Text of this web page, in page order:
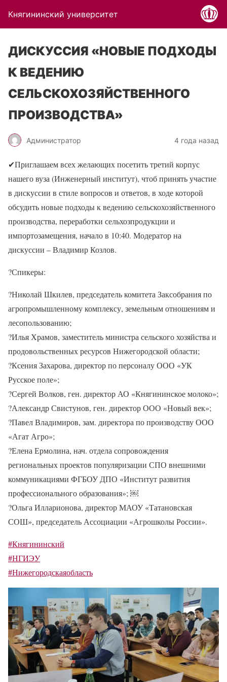
Княгининский университет
ДИСКУССИЯ «НОВЫЕ ПОДХОДЫ
К ВЕДЕНИЮ
СЕЛЬСКОХОЗЯЙСТВЕННОГО
ПРОИЗВОДСТВА»
Администратор 4 года назад
✔Приглашаем всех желающих посетить третий корпус
нашего вуза (Инженерный институт), чтоб принять участие
в дискуссии в стиле вопросов и ответов, в ходе которой
обсудить новые подходы к ведению сельскохозяйственного
производства, переработки сельхозпродукции и
импортозамещения, начало в 10:40. Модератор на
дискуссии – Владимир Козлов.
?Спикеры:
?Николай Шкилев, председатель комитета Заксобрания по
агропромышленному комплексу, земельным отношениям и
лесопользованию;
?Илья Храмов, заместитель министра сельского хозяйства и
продовольственных ресурсов Нижегородской области;
?Ксения Захарова, директор по персоналу ООО «УК
Русское поле»;
?Сергей Волков, ген. директор АО «Княгининское молоко»;
?Александр Свистунов, ген. директор ООО «Новый век»;
?Павел Владимиров, зам. директора по производству ООО
«Агат Агро»;
?Елена Ермолина, нач. отдела сопровождения
региональных проектов популяризации СПО внешними
коммуникациями ФГБОУ ДПО «Институт развития
профессионального образования»; ￼
?Ольга Илларионова, директор МАОУ «Татановская
СОШ», председатель Ассоциации «Агрошколы России».
#Княгининский
#НГИЭУ
#Нижегородскаяобласть